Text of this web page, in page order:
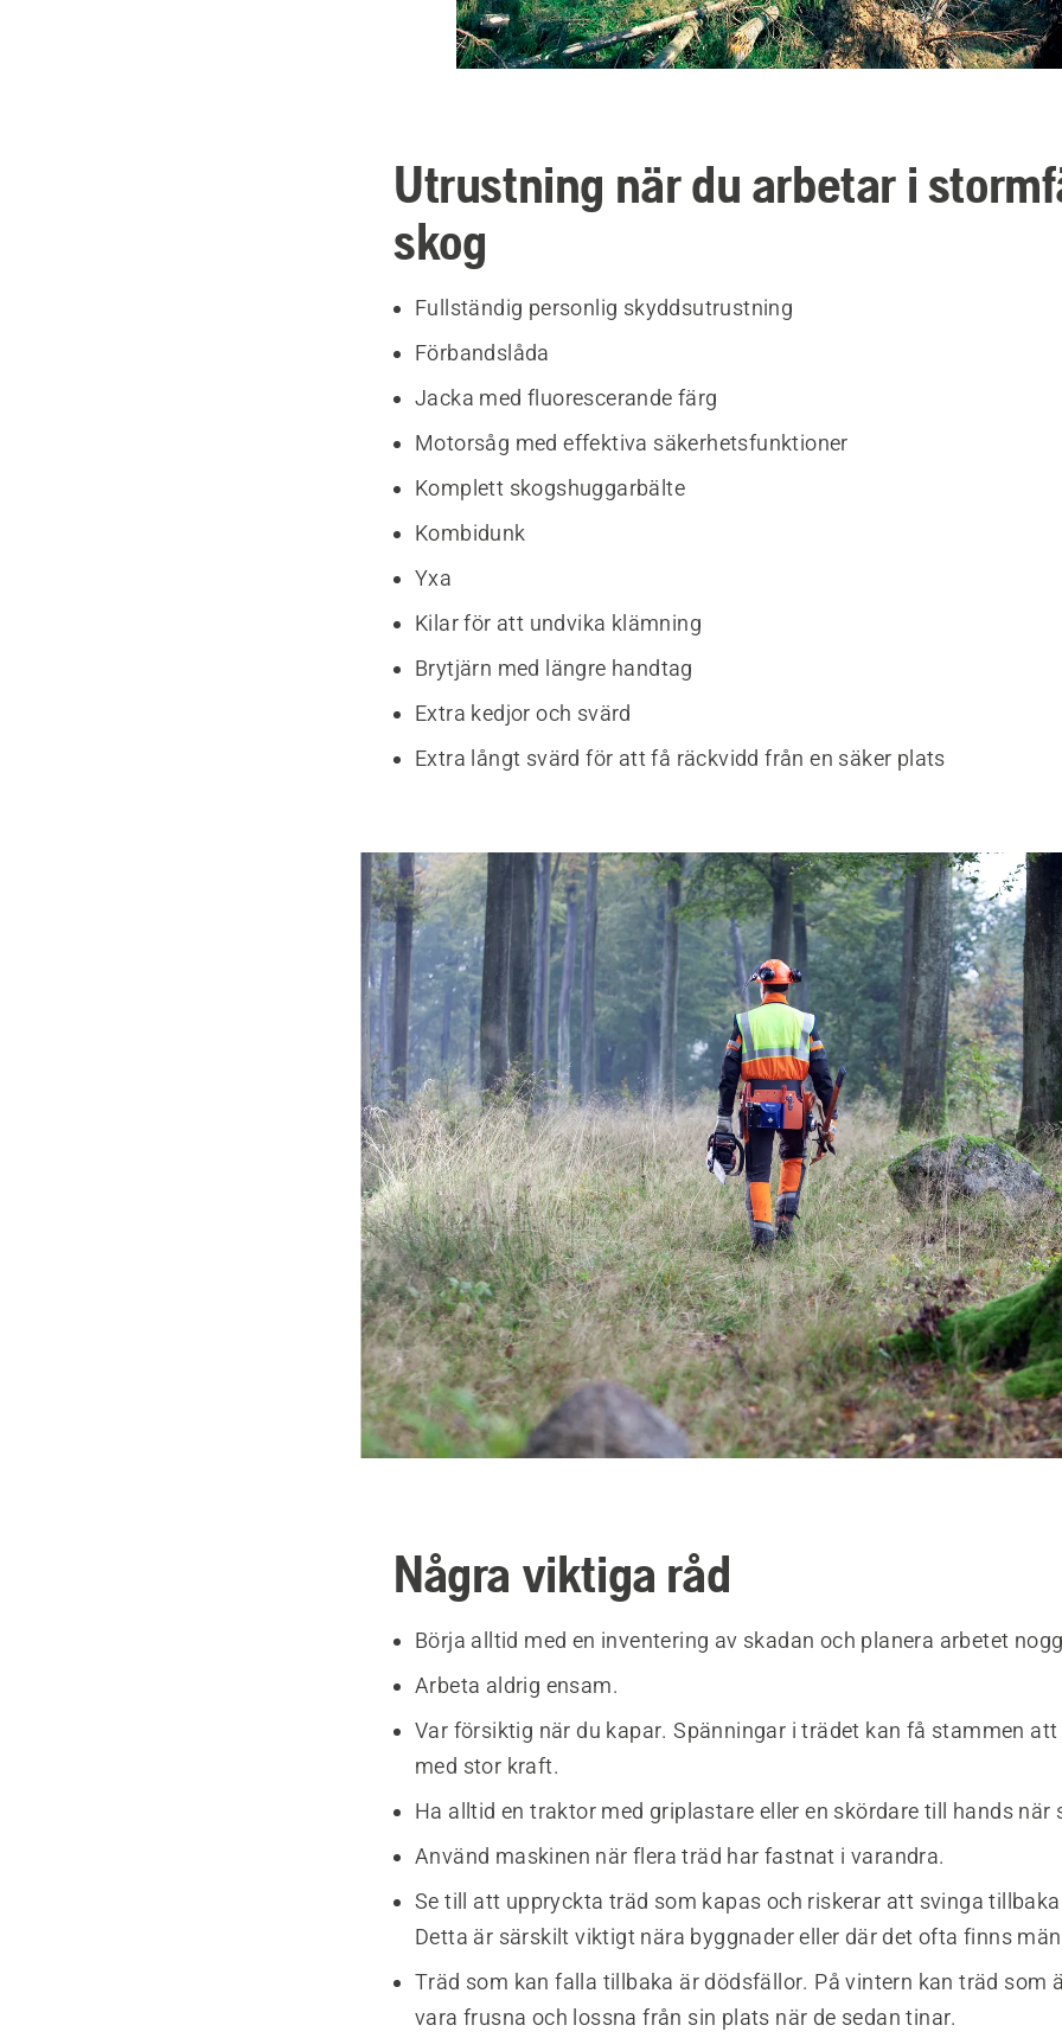
Utrustning när du arbetar i
skog
Fullständig personlig skyddsutrustning
Förbandslåda
Jacka med fluorescerande färg
Motorsåg med effektiva säkerhetsfunktioner
Komplett skogshuggarbälte
Kombidunk
Yxa
Kilar för att undvika klämning
Brytjärn med längre handtag
Extra kedjor och svärd
Extra långt svärd för att få räckvidd från en säker plats
Några viktiga råd
Börja alltid med en inventering av skadan och planera arbetet
Arbeta aldrig ensam.
Var försiktig när du kapar. Spänningar i trädet kan få stammen
med stor kraft.
Ha alltid en traktor med griplastare eller en skördare till hands när
Använd maskinen när flera träd har fastnat i varandra.
Se till att uppryckta träd som kapas och riskerar att svinga
Detta är särskilt viktigt nära byggnader eller där det ofta finns
Träd som kan falla tillbaka är dödsfällor. På vintern kan träd som
vara frusna och lossna från sin plats när de sedan tinar.